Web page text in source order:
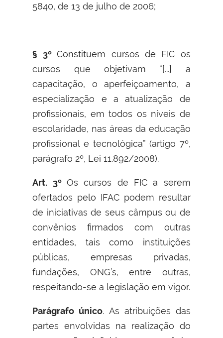
5840, de 13 de julho de 2006;
§ 3ºConstituem cursos de FIC os
cursos que objetivam “[...] a
capacitação, o aperfeiçoamento, a
especialização e a atualização de
profissionais, em todos os níveis de
escolaridade, nas áreas da educação
profissional e tecnológica” (artigo 7º,
parágrafo 2º, Lei 11.892/2008).
Art. 3ºOs cursos de FIC a serem
ofertados pelo IFAC podem resultar
de iniciativas de seus câmpus ou de
convênios firmados com outras
entidades, tais como instituições
públicas, empresas privadas,
fundações, ONG’s, entre outras,
respeitando-se a legislação em vigor.
Parágrafo único. As atribuições das
partes envolvidas na realização do